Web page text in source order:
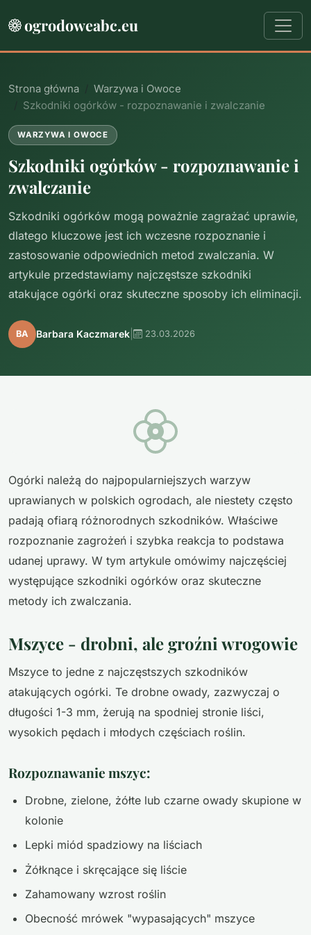
ogrodoweabc.eu
Strona główna
Warzywa i Owoce
Szkodniki ogórków - rozpoznawanie i zwalczanie
WARZYWA I OWOCE
Szkodniki ogórków - rozpoznawanie i
zwalczanie
Szkodniki ogórków mogą poważnie zagrażać uprawie,
dlatego kluczowe jest ich wczesne rozpoznanie i
zastosowanie odpowiednich metod zwalczania. W
artykule przedstawiamy najczęstsze szkodniki
atakujące ogórki oraz skuteczne sposoby ich eliminacji.
BA Barbara Kaczmarek 23.03.2026
Ogórki należą do najpopularniejszych warzyw
uprawianych w polskich ogrodach, ale niestety często
padają ofiarą różnorodnych szkodników. Właściwe
rozpoznanie zagrożeń i szybka reakcja to podstawa
udanej uprawy. W tym artykule omówimy najczęściej
występujące szkodniki ogórków oraz skuteczne
metody ich zwalczania.
Mszyce - drobni, ale groźni wrogowie
Mszyce to jedne z najczęstszych szkodników
atakujących ogórki. Te drobne owady, zazwyczaj o
długości 1-3 mm, żerują na spodniej stronie liści,
wysokich pędach i młodych częściach roślin.
Rozpoznawanie mszyc:
Drobne, zielone, żółte lub czarne owady skupione w
kolonie
Lepki miód spadziowy na liściach
Żółknące i skręcające się liście
Zahamowany wzrost roślin
Obecność mrówek "wypasających" mszyce